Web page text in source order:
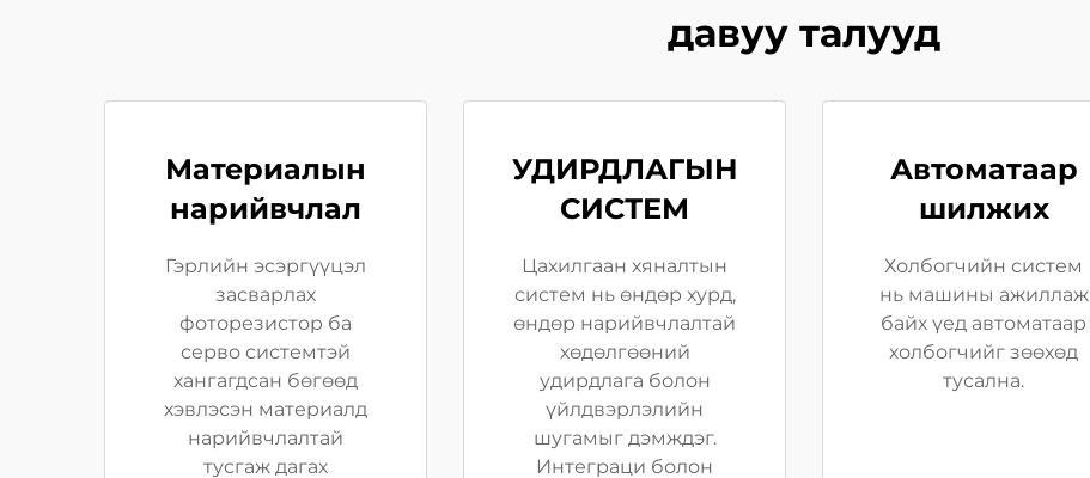
давуу талууд
Материалын
нарийвчлал
Гэрлийн эсэргүүцэл
засварлах
фоторезистор ба
серво системтэй
хангагдсан бөгөөд
хэвлэсэн материалд
нарийвчлалтай
тусгаж дагах
УДИРДЛАГЫН
СИСТЕМ
Цахилгаан хяналтын
систем нь өндөр хурд,
өндөр нарийвчлалтай
хөдөлгөөний
удирдлага болон
үйлдвэрлэлийн
шугамыг дэмждэг.
Интеграци болон
Автоматаар
шилжих
Холбогчийн систем
нь машины ажиллаж
байх үед автоматаар
холбогчийг зөөхөд
тусална.